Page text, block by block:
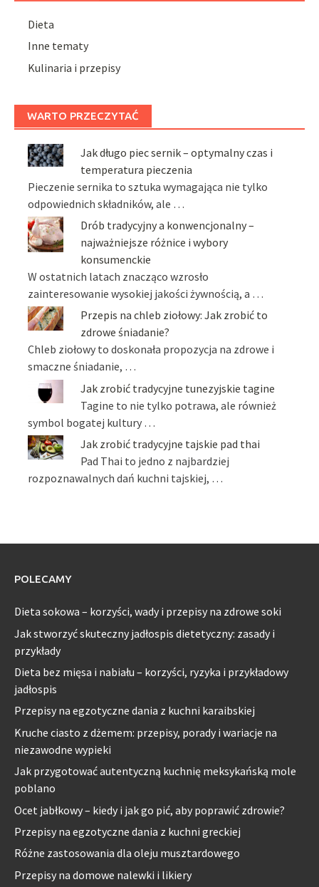
Dieta
Inne tematy
Kulinaria i przepisy
WARTO PRZECZYTAĆ
Jak długo piec sernik – optymalny czas i
temperatura pieczenia
Pieczenie sernika to sztuka wymagająca nie tylko
odpowiednich składników, ale …
Drób tradycyjny a konwencjonalny –
najważniejsze różnice i wybory
konsumenckie
W ostatnich latach znacząco wzrosło
zainteresowanie wysokiej jakości żywnością, a …
Przepis na chleb ziołowy: Jak zrobić to
zdrowe śniadanie?
Chleb ziołowy to doskonała propozycja na zdrowe i
smaczne śniadanie, …
Jak zrobić tradycyjne tunezyjskie tagine
Tagine to nie tylko potrawa, ale również
symbol bogatej kultury …
Jak zrobić tradycyjne tajskie pad thai
Pad Thai to jedno z najbardziej
rozpoznawalnych dań kuchni tajskiej, …
POLECAMY
Dieta sokowa – korzyści, wady i przepisy na zdrowe soki
Jak stworzyć skuteczny jadłospis dietetyczny: zasady i
przykłady
Dieta bez mięsa i nabiału – korzyści, ryzyka i przykładowy
jadłospis
Przepisy na egzotyczne dania z kuchni karaibskiej
Kruche ciasto z dżemem: przepisy, porady i wariacje na
niezawodne wypieki
Jak przygotować autentyczną kuchnię meksykańską mole
poblano
Ocet jabłkowy – kiedy i jak go pić, aby poprawić zdrowie?
Przepisy na egzotyczne dania z kuchni greckiej
Różne zastosowania dla oleju musztardowego
Przepisy na domowe nalewki i likiery